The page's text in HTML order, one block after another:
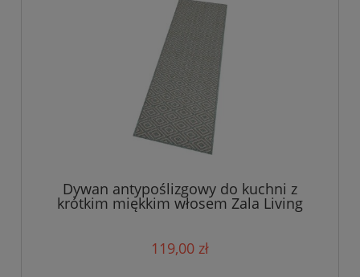
Dywan antypoślizgowy do kuchni z
krótkim miękkim włosem Zala Living
119,00 zł